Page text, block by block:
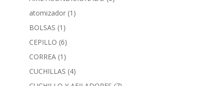
atomizador (1)
BOLSAS (1)
CEPILLO (6)
CORREA (1)
CUCHILLAS (4)